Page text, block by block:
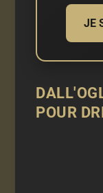
JE
POUR